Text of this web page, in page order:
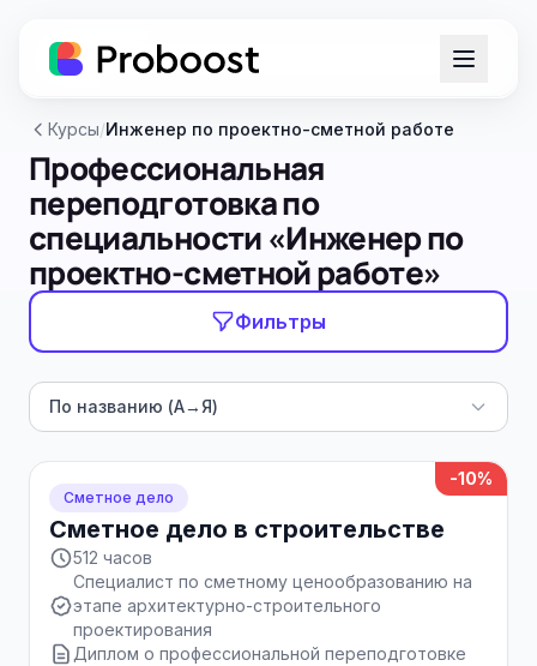
Курсы/Инженер по проектно-сметной работе
Профессиональная
переподготовка по
специальности «Инженер по
проектно-сметной работе»
Фильтры
По названию (А→Я)
-10%
Сметное дело
Сметное дело в строительстве
512 часов
Специалист по сметному ценообразованию на
этапе архитектурно-строительного
проектирования
Диплом о профессиональной переподготовке